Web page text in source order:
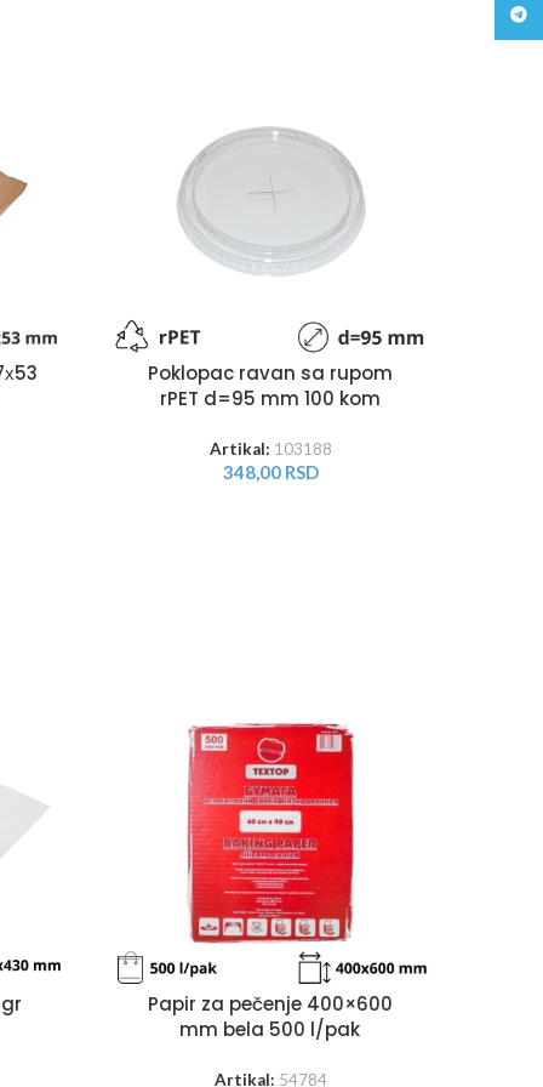
Poklopac ravan sa rupom
rPET d=95 mm 100 kom
Artikal: 103188
348,00 RSD
Papir za pečenje 400×600
mm bela 500 l/pak
Artikal: 54784